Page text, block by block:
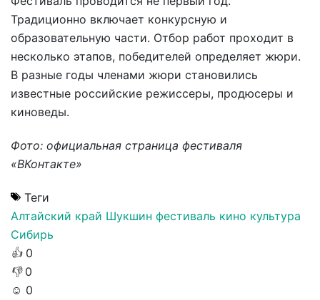
Традиционно включает конкурсную и
образовательную части. Отбор работ проходит в
несколько этапов, победителей определяет жюри.
В разные годы членами жюри становились
известные российские режиссеры, продюсеры и
киноведы.
Фото: официальная страница фестиваля
«ВКонтакте»
Теги
Алтайский край Шукшин фестиваль кино культура
Сибирь
👍 0
👎 0
☺️ 0